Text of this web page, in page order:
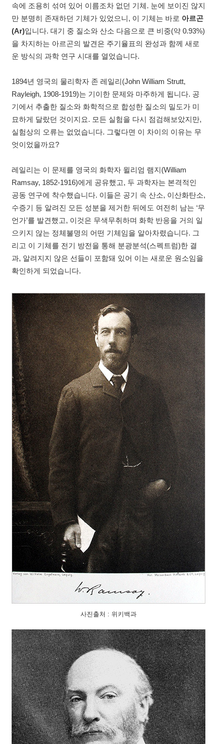
속에 조용히 섞여 있어 이름조차 없던 기체. 눈에 보이진 않지
만 분명히 존재하던 기체가 있었으니, 이 기체는 바로 아르곤
(Ar)입니다. 대기 중 질소와 산소 다음으로 큰 비중(약 0.93%)
을 차지하는 아르곤의 발견은 주기율표의 완성과 함께 새로
운 방식의 과학 연구 시대를 열었습니다.
1894년 영국의 물리학자 존 레일리(John William Strutt,
Rayleigh, 1908-1919)는 기이한 문제와 마주하게 됩니다. 공
기에서 추출한 질소와 화학적으로 합성한 질소의 밀도가 미
묘하게 달랐던 것이지요. 모든 실험을 다시 점검해보았지만,
실험상의 오류는 없었습니다. 그렇다면 이 차이의 이유는 무
엇이었을까요?
레일리는 이 문제를 영국의 화학자 윌리엄 램지(William
Ramsay, 1852-1916)에게 공유했고, 두 과학자는 본격적인
공동 연구에 착수했습니다. 이들은 공기 속 산소, 이산화탄소,
수증기 등 알려진 모든 성분을 제거한 뒤에도 여전히 남는 ‘무
언가’를 발견했고, 이것은 무색무취하며 화학 반응을 거의 일
으키지 않는 정체불명의 어떤 기체임을 알아차렸습니다. 그
리고 이 기체를 전기 방전을 통해 분광분석(스펙트럼)한 결
과, 알려지지 않은 선들이 포함돼 있어 이는 새로운 원소임을
확인하게 되었습니다.
사진출처 : 위키백과